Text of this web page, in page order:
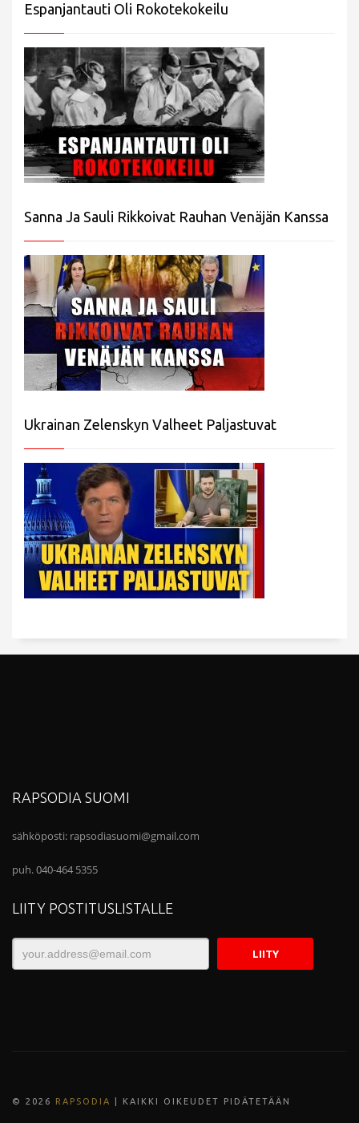
Espanjantauti Oli Rokotekokeilu
Sanna Ja Sauli Rikkoivat Rauhan Venäjän Kanssa
Ukrainan Zelenskyn Valheet Paljastuvat
RAPSODIA SUOMI
sähköposti: rapsodiasuomi@gmail.com
puh. 040-464 5355
LIITY POSTITUSLISTALLE
© 202 6 RAPSODIA | KAIKKI OIKEUDET PIDÄTETÄÄN